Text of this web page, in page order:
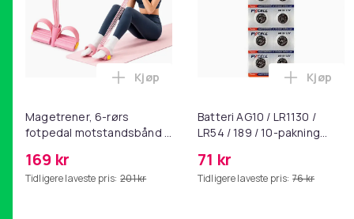
Magetrener, 6-rørs
fotpedal motstandsbånd -
yoga og
hjemmegymnastikk Pink
169 kr
Tidligere laveste pris: 201 kr
Legg Magetrener, 6-rørs fotpedal
Kjøp
Batteri AG10 / LR1130 /
LR54 / 189 / 10-pakning
71 kr
Tidligere laveste pris: 76 kr
Legg
Kjøp